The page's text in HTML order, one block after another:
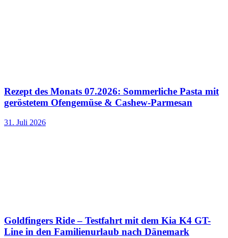
Rezept des Monats 07.2026: Sommerliche Pasta mit
geröstetem Ofengemüse & Cashew-Parmesan
31. Juli 2026
Goldfingers Ride – Testfahrt mit dem Kia K4 GT-
Line in den Familienurlaub nach Dänemark